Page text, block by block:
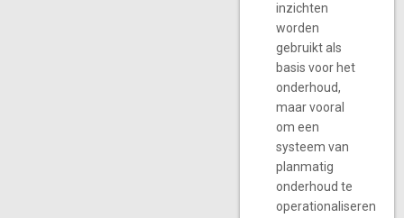
inzichten
worden
gebruikt als
basis voor het
onderhoud,
maar vooral
om een
systeem van
planmatig
onderhoud te
operationaliseren